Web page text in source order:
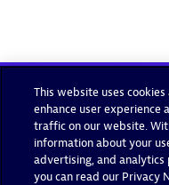
This website uses
enhance user experience
traffic on our website.
information about your
advertising, and
you can read our Privacy